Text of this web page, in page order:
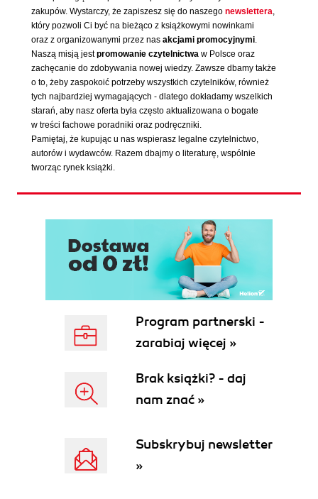
zakupów. Wystarczy, że zapiszesz się do naszego newslettera,
który pozwoli Ci być na bieżąco z książkowymi nowinkami
oraz z organizowanymi przez nas akcjami promocyjnymi.
Naszą misją jestpromowanie czytelnictwa w Polsce oraz
zachęcanie do zdobywania nowej wiedzy. Zawsze dbamy także
o to, żeby zaspokoić potrzeby wszystkich czytelników, również
tych najbardziej wymagających - dlatego dokładamy wszelkich
starań, aby nasz oferta była często aktualizowana o bogate
w treści fachowe poradniki oraz podręczniki.
Pamiętaj, że kupując u nas wspierasz legalne czytelnictwo,
autorów i wydawców. Razem dbajmy o literaturę, wspólnie
tworząc rynek książki.
Program partnerski -
zarabiaj więcej »
Brak książki? - daj
nam znać »
Subskrybuj newsletter
»